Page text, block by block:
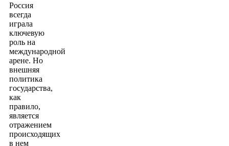
Россия
всегда
играла
ключевую
роль на
международной
арене. Но
внешняя
политика
государства,
как
правило,
является
отражением
происходящих
в нем